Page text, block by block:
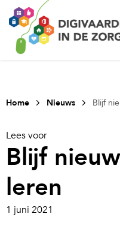
Home Nieuws Blijf
Lees voor
Blijf
leren
1 juni 2021